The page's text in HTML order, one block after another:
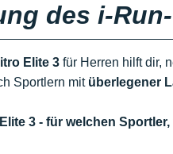
des i-
Elite 3 für Herren hilft dir,
Sportlern mit überlegener
3 - für welchen